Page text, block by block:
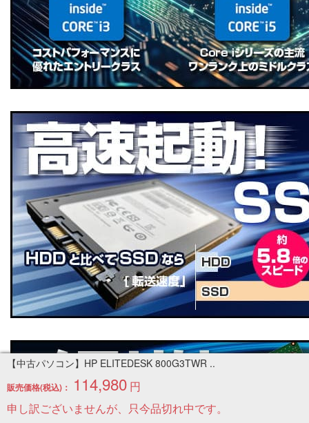
【中古パソコン】HP ELITEDESK 800G3TWR ..
販売価格(税込)： 114,980 円
申し訳ございませんが、只今品切れ中です。